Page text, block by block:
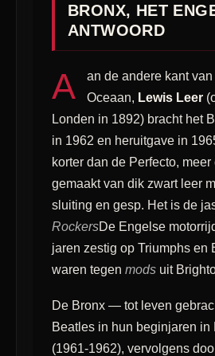
BRONX, HET
ANTWOORD
A
an de andere kant
Oceaan, Lewis Leer
Londen in 1892) bracht het
in 1962 en heruitgave in
korter dan de Perfecto,
gemaakt van dik zwart leer
sluiting en gesp. Het is de
RockersDe Engelse
jaren zestig op Triumphs en
waren tegen mods uit
De Bronx — tot leven
Beatles in hun beginjaren in
(1961-1962), vervolgens